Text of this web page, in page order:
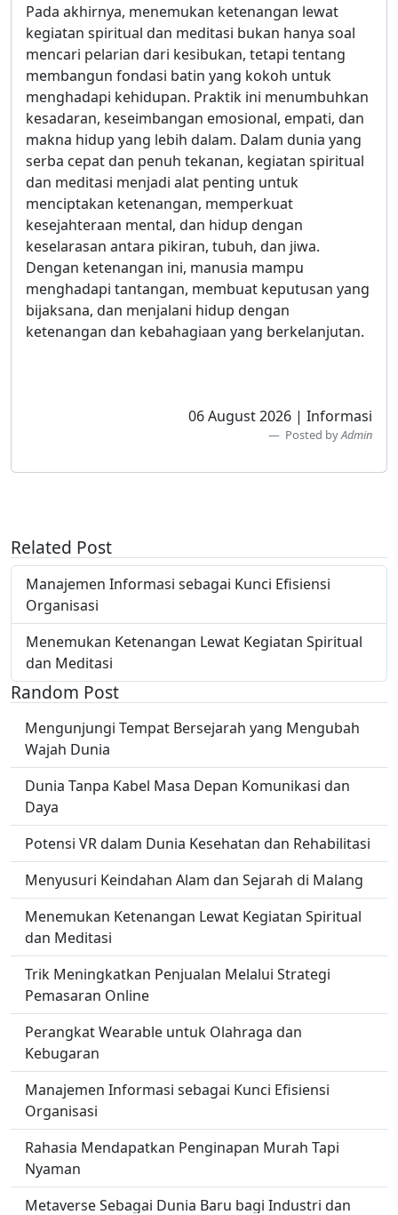
Pada akhirnya, menemukan ketenangan lewat
kegiatan spiritual dan meditasi bukan hanya soal
mencari pelarian dari kesibukan, tetapi tentang
membangun fondasi batin yang kokoh untuk
menghadapi kehidupan. Praktik ini menumbuhkan
kesadaran, keseimbangan emosional, empati, dan
makna hidup yang lebih dalam. Dalam dunia yang
serba cepat dan penuh tekanan, kegiatan spiritual
dan meditasi menjadi alat penting untuk
menciptakan ketenangan, memperkuat
kesejahteraan mental, dan hidup dengan
keselarasan antara pikiran, tubuh, dan jiwa.
Dengan ketenangan ini, manusia mampu
menghadapi tantangan, membuat keputusan yang
bijaksana, dan menjalani hidup dengan
ketenangan dan kebahagiaan yang berkelanjutan.
06 August 2026 | Informasi
Posted byAdmin
Related Post
Manajemen Informasi sebagai Kunci Efisiensi
Organisasi
Menemukan Ketenangan Lewat Kegiatan Spiritual
dan Meditasi
Random Post
Mengunjungi Tempat Bersejarah yang Mengubah
Wajah Dunia
Dunia Tanpa Kabel Masa Depan Komunikasi dan
Daya
Potensi VR dalam Dunia Kesehatan dan Rehabilitasi
Menyusuri Keindahan Alam dan Sejarah di Malang
Menemukan Ketenangan Lewat Kegiatan Spiritual
dan Meditasi
Trik Meningkatkan Penjualan Melalui Strategi
Pemasaran Online
Perangkat Wearable untuk Olahraga dan
Kebugaran
Manajemen Informasi sebagai Kunci Efisiensi
Organisasi
Rahasia Mendapatkan Penginapan Murah Tapi
Nyaman
Metaverse Sebagai Dunia Baru bagi Industri dan